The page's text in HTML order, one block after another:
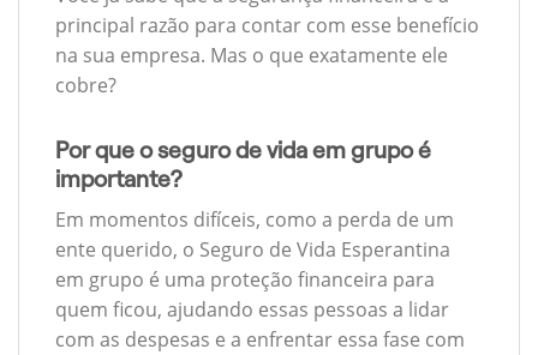
principal razão para contar com esse benefício
na sua empresa. Mas o que exatamente ele
cobre?
Por que o seguro de vida em grupo é
importante?
Em momentos difíceis, como a perda de um
ente querido, o Seguro de Vida Esperantina
em grupo é uma proteção financeira para
quem ficou, ajudando essas pessoas a lidar
com as despesas e a enfrentar essa fase com